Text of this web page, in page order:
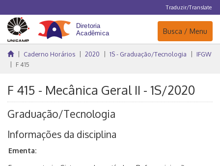
Traduzir/Translate
Navegação
Busca / Menu
Caderno Horários 2020 1S - Graduação/Tecnologia
IFGW
F 415
F 415 - Mecânica Geral II - 1S/2020
Graduação/Tecnologia
Informações da disciplina
Ementa: